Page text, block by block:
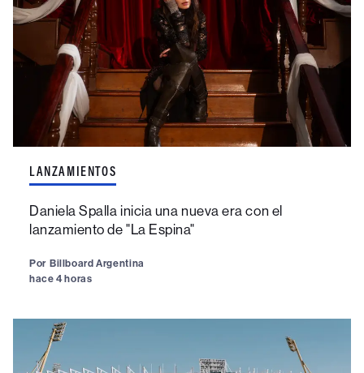
LANZAMIENTOS
Daniela Spalla inicia una nueva era con el
lanzamiento de "La Espina"
Por Billboard Argentina
hace 4 horas